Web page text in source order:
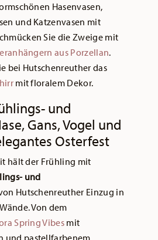
Hasenvasen,
und Katzenvasen mit
Sie die Zweige mit
aus Porzellan.
bei Hutschenreuther das
mit floralem Dekor.
und
Gans, Vogel und
Osterfest
hält der Frühling mit
und
Hutschenreuther Einzug in
Von dem
Spring Vibes mit